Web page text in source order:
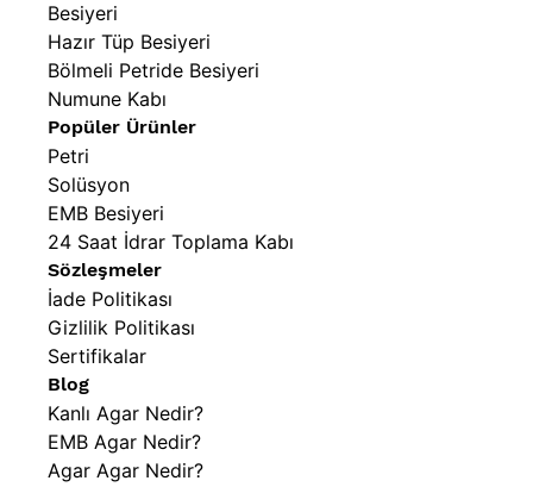
Besiyeri
Hazır Tüp Besiyeri
Bölmeli Petride Besiyeri
Numune Kabı
Popüler Ürünler
Petri
Solüsyon
EMB Besiyeri
24 Saat İdrar Toplama Kabı
Sözleşmeler
İade Politikası
Gizlilik Politikası
Sertifikalar
Blog
Kanlı Agar Nedir?
EMB Agar Nedir?
Agar Agar Nedir?